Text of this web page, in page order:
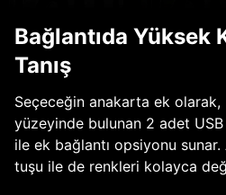
Bağlantıda Yüksek
Tanış
Seçeceğin anakarta ek
yüzeyinde bulunan 2 adet
ile ek bağlantı opsiyonu
tuşu ile de renkleri kolayca